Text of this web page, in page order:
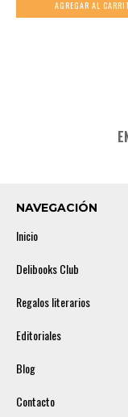
NAVEGACIÓN
Inicio
Delibooks Club
Regalos literarios
Editoriales
Blog
Contacto